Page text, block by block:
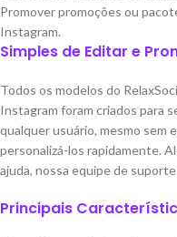
Promover promoções ou
Instagram.
Simples de Editar e
Todos os modelos do
Instagram foram criados para
qualquer usuário, mesmo sem
personalizá-los rapidamente.
ajuda, nossa equipe de
Principais